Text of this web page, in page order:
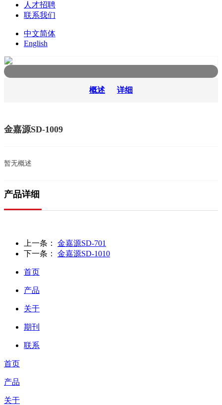
人才招聘
联系我们
中文简体
English
概述 详细
金嘉源SD-1009
暂无概述
产品详细
上一条： 金嘉源SD-701
下一条： 金嘉源SD-1010
首页
产品
关于
期刊
联系
首页
产品
关于